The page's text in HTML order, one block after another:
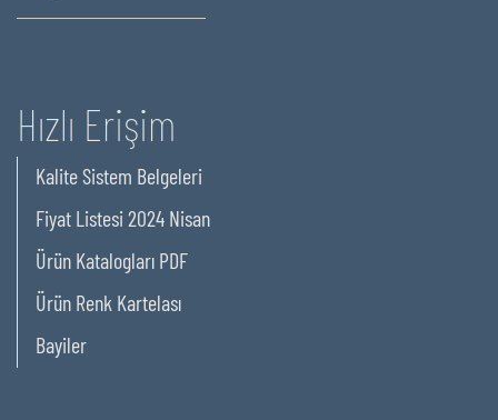
Hızlı Erişim
Kalite Sistem Belgeleri
Fiyat Listesi 2024 Nisan
Ürün Katalogları PDF
Ürün Renk Kartelası
Bayiler